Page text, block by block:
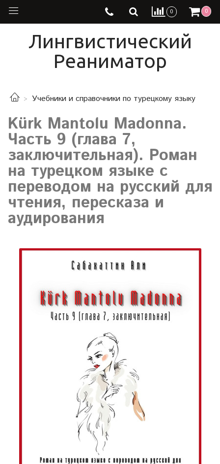
0 0
Лингвистический
Реаниматор
Учебники и справочники по турецкому языку
Kürk Mantolu Madonna.
Часть 9 (глава 7,
заключительная). Роман
на турецком языке с
переводом на русский для
чтения, пересказа и
аудирования